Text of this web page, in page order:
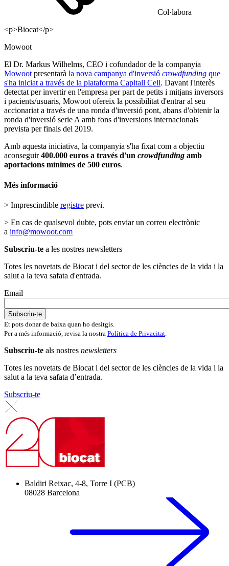
Col·labora
<p>Biocat</p>
Mowoot
El Dr. Markus Wilhelms, CEO i cofundador de la companyia
Mowootpresentarà la nova campanya d'inversió crowdfunding que
s'ha iniciat a través de la plataforma Capitall Cell. Davant l'interès
detectat per invertir en l'empresa per part de petits i mitjans inversors
i pacients/usuaris, Mowoot ofereix la possibilitat d'entrar al seu
accionariat a través de una ronda d'inversió pont, abans d'obtenir la
ronda d'inversió serie A amb fons d'inversions internacionals
prevista per finals del 2019.
Amb aquesta iniciativa, la companyia s'ha fixat com a objectiu
aconseguir400.000 euros a través d'un crowdfunding amb
aportacions mínimes de 500 euros.
Més informació
> Imprescindible registre previ.
> En cas de qualsevol dubte, pots enviar un correu electrònic
a info@mowoot.com
Subscriu-te a les nostres newsletters
Totes les novetats de Biocat i del sector de les ciències de la vida i la
salut a la teva safata d'entrada.
Email
Et pots donar de baixa quan ho desitgis.
Per a més informació, revisa la nostra Política de Privacitat
Subscriu-te als nostres newsletters
Totes les novetats de Biocat i del sector de les ciències de la vida i la
salut a la teva safata d’entrada.
Subscriu-te
Baldiri Reixac, 4-8, Torre I (PCB)
08028 Barcelona